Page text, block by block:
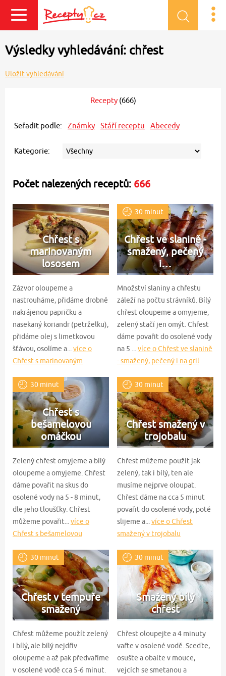
Přihlásit se
Výsledky vyhledávání: chřest
Uložit vyhledávání
Recepty (666)
Seřadit podle: Známky Stáří receptu Abecedy
Kategorie:
Počet nalezených receptů: 666
Chřest s
marinovaným
lososem
Zázvor oloupeme a
nastrouháme, přidáme drobně
nakrájenou papričku a
nasekaný koriandr (petrželku),
přidáme olej s limetkovou
šťávou, osolíme a... více o
Chřest s marinovaným
30 minut
Chřest ve slanině -
smažený, pečený
i…
Množství slaniny a chřestu
záleží na počtu strávníků. Bílý
chřest oloupeme a omyjeme,
zelený stačí jen omýt. Chřest
dáme povařit do osolené vody
na 5 ... více o Chřest ve slanině
- smažený, pečený i na gril
30 minut
Chřest s
bešamelovou
omáčkou
Zelený chřest omyjeme a bílý
oloupeme a omyjeme. Chřest
dáme povařit na skus do
osolené vody na 5 - 8 minut,
dle jeho tloušťky. Chřest
můžeme povařit... více o
Chřest s bešamelovou
30 minut
Chřest smažený v
trojobalu
Chřest můžeme použít jak
zelený, tak i bílý, ten ale
musíme nejprve oloupat.
Chřest dáme na cca 5 minut
povařit do osolené vody, poté
slijeme a... více o Chřest
smažený v trojobalu
30 minut
Chřest v tempuře
smažený
Chřest můžeme použít zelený
i bílý, ale bílý nejdřív
oloupeme a až pak předvaříme
v osolené vodě cca 5-6 minut.
30 minut
Smažený bílý
chřest
Chřest oloupejte a 4 minuty
vařte v osolené vodě. Sceďte,
osušte a obalte v mouce,
vejcích se smetanou a